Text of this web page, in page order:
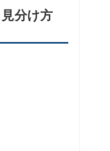
分け方